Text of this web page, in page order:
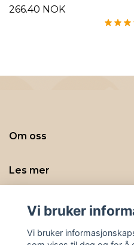
266.40 NOK
Om oss
Les mer
Sosiale medier
Vi bruker
Vi bruker